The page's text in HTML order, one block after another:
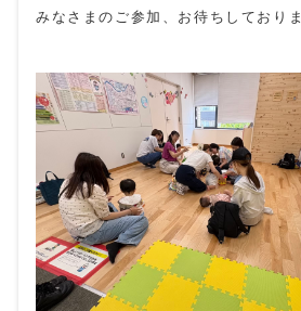
みなさまのご参加、お待ちしておりま